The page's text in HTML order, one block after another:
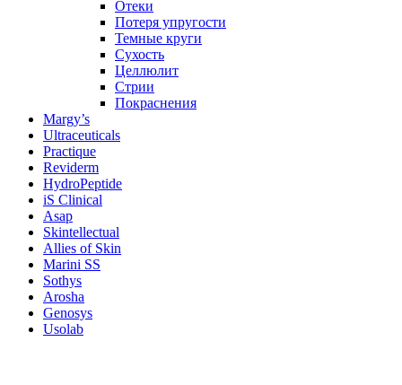
Отеки
Потеря упругости
Темные круги
Сухость
Целлюлит
Стрии
Покраснения
Margy’s
Ultraceuticals
Practique
Reviderm
HydroPeptide
iS Clinical
Asap
Skintellectual
Allies of Skin
Marini SS
Sothys
Arosha
Genosys
Usolab